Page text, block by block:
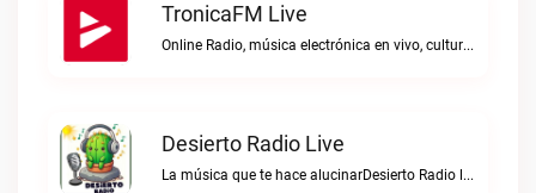
TronicaFM Live
Online Radio, música electrónica en vivo, cultura electrónica, Top 10 semanal, videos, descargasTronicaFM live
Desierto Radio Live
La música que te hace alucinarDesierto Radio live